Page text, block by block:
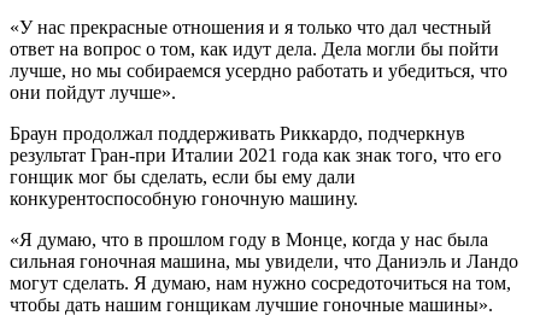
«У нас прекрасные отношения и я только что дал честный
ответ на вопрос о том, как идут дела. Дела могли бы пойти
лучше, но мы собираемся усердно работать и убедиться, что
они пойдут лучше».
Браун продолжал поддерживать Риккардо, подчеркнув
результат Гран-при Италии 2021 года как знак того, что его
гонщик мог бы сделать, если бы ему дали
конкурентоспособную гоночную машину.
«Я думаю, что в прошлом году в Монце, когда у нас была
сильная гоночная машина, мы увидели, что Даниэль и Ландо
могут сделать. Я думаю, нам нужно сосредоточиться на том,
чтобы дать нашим гонщикам лучшие гоночные машины».